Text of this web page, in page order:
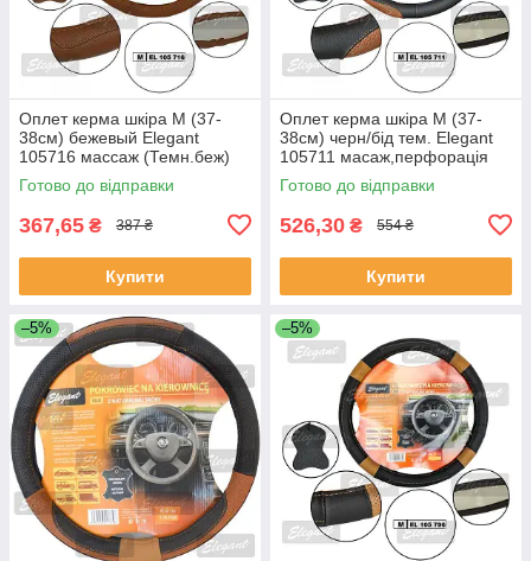
Оплет керма шкіра М (37-
38см) бежевый Elegant
105716 массаж (Темн.беж)
Готово до відправки
367,65 ₴ 387 ₴
Купити
Оплет керма шкіра М (37-
38см) черн/бід тем. Elegant
105711 масаж,перфорація
(30шт/священ)
Готово до відправки
526,30 ₴ 554 ₴
Купити
–5% –5%